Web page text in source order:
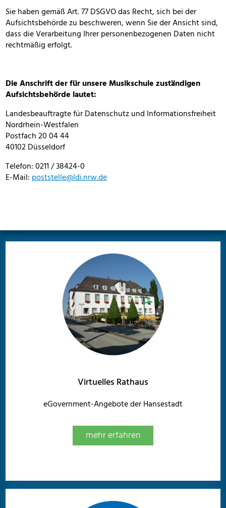
Sie haben gemäß Art. 77 DSGVO das Recht, sich bei der
Aufsichtsbehörde zu beschweren, wenn Sie der Ansicht sind,
dass die Verarbeitung Ihrer personenbezogenen Daten nicht
rechtmäßig erfolgt.
Die Anschrift der für unsere Musikschule zuständigen
Aufsichtsbehörde lautet:
Landesbeauftragte für Datenschutz und Informationsfreiheit
Nordrhein-Westfalen
Postfach 20 04 44
40102 Düsseldorf
Telefon: 0211 / 38424-0
E-Mail: poststelle@ldi.nrw.de
Virtuelles Rathaus
eGovernment-Angebote der Hansestadt
mehr erfahren